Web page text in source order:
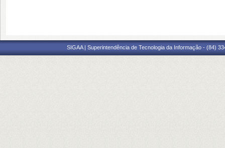
SIGAA | Superintendência de Tecnologia da Informação - (84)